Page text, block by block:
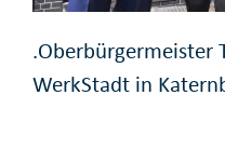
.Oberbürgermeister
WerkStadt in